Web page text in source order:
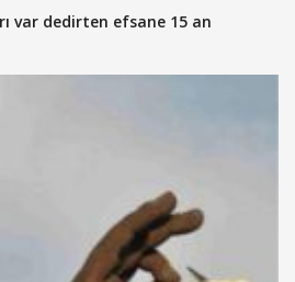
var dedirten efsane 15 an